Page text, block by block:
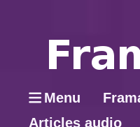
Menu
Articles audio